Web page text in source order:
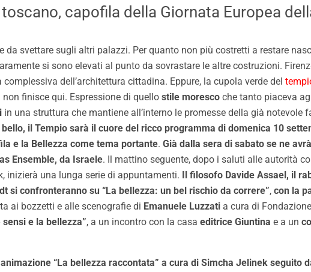
capofila della Giornata Europea
da svettare sugli altri palazzi. Per quanto non più costretti a restare
si sono elevati al punto da sovrastare le altre costruzioni.
dell’architettura cittadina. Eppure, la cupola verde del
finisce qui. Espressione di quello stile moresco che tanto piaceva
in una struttura che mantiene all’interno le promesse della già notevole
il Tempio sarà il cuore del ricco programma di domenica 10
e la Bellezza come tema portante. Già dalla sera di sabato se ne
Ensemble, da Israele. Il mattino seguente, dopo i saluti alle autorità
inizierà una lunga serie di appuntamenti. Il filosofo Davide Assael, il
si confronteranno su “La bellezza: un bel rischio da correre”, con la
ai bozzetti e alle scenografie di Emanuele Luzzati a cura di
e la bellezza”, a un incontro con la casa editrice Giuntina e a un
“La bellezza raccontata” a cura di Simcha Jelinek seguito